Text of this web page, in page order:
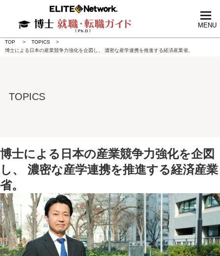
MENU
TOP
TOPICS
博士による日本の産業競争力強化を企図し、 濃密な産学連携を推進する経済産業省。
TOPICS
博士による日本の産業競争力強化を企図
し、 濃密な産学連携を推進する経済産業
省。